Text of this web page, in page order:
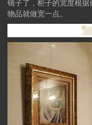
镜子了，柜子的宽度根
物品就做宽一点。